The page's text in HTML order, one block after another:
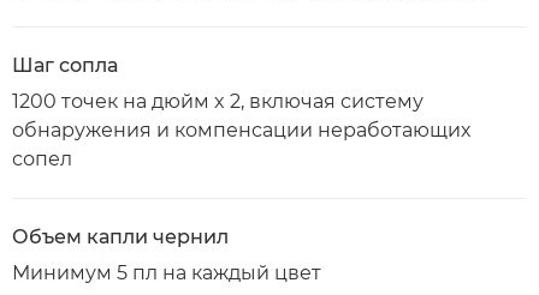
Шаг сопла
1200 точек на дюйм x 2, включая систему
обнаружения и компенсации неработающих
сопел
Объем капли чернил
Минимум 5 пл на каждый цвет